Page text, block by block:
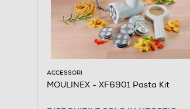
ACCESSORI
MOULINEX - XF6901 Pasta Kit